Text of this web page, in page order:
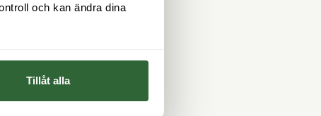
och kan ändra dina
Tillåt alla